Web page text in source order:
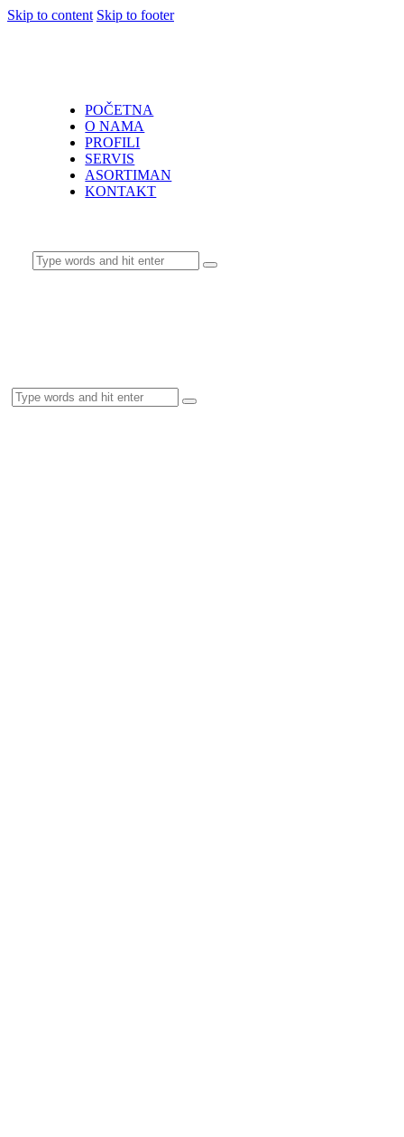
Skip to content Skip to footer
POČETNA
O NAMA
PROFILI
SERVIS
ASORTIMAN
KONTAKT